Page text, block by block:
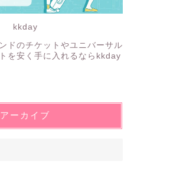
kkday
ドのチケットやユニバーサル
を安く手に入れるならkkday
アーカイブ